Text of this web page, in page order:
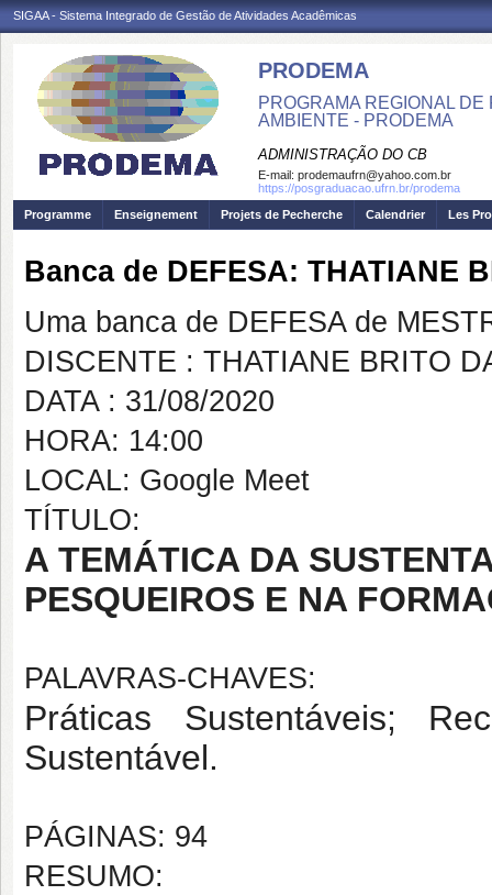
SIGAA - Sistema Integrado de Gestão de Atividades Acadêmicas
PRODEMA
PROGRAMA REGIONAL
AMBIENTE - PRODEMA
ADMINISTRAÇÃO DO CB
E-mail: prodemaufrn@yahoo.com.br
https://posgraduacao.ufrn.br/prodema
Programme
Enseignement Projets de Pecherche Calendrier Les
Banca de DEFESA: THATIANE
Uma banca de DEFESA de
DISCENTE : THATIANE BRITO
DATA : 31/08/2020
HORA: 14:00
LOCAL: Google Meet
TÍTULO:
A TEMÁTICA DA
PESQUEIROS E NA
PALAVRAS-CHAVES:
Práticas Sustentáveis;
Sustentável.
PÁGINAS: 94
RESUMO: